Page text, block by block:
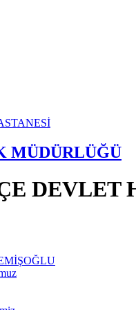
MÜDÜRLÜĞÜ
DEVLET